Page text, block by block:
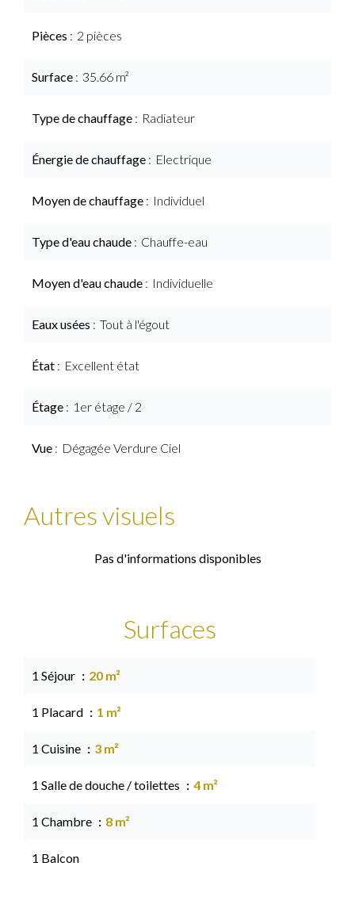
Pièces 2 pièces
Surface 35.66 m²
Type de chauffage Radiateur
Énergie de chauffage Electrique
Moyen de chauffage Individuel
Type d'eau chaude Chauffe-eau
Moyen d'eau chaude Individuelle
Eaux usées Tout à l'égout
État Excellent état
Étage 1er étage / 2
Vue Dégagée Verdure Ciel
Autres visuels
Pas d'informations disponibles
Surfaces
1 Séjour 20 m²
1 Placard 1 m²
1 Cuisine 3 m²
1 Salle de douche / toilettes 4 m²
1 Chambre 8 m²
1 Balcon